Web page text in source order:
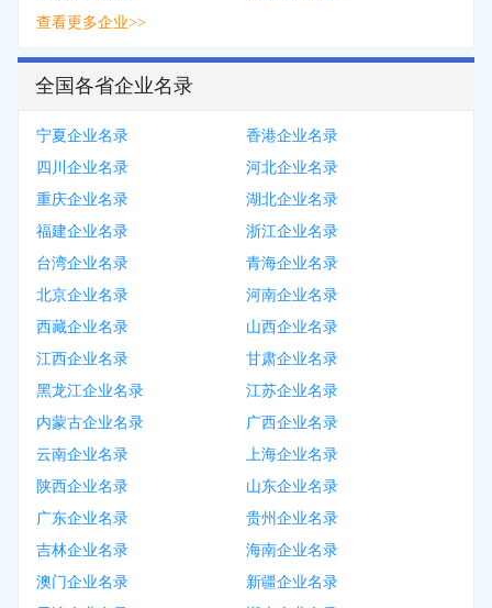
查看更多企业>>
全国各省企业名录
宁夏企业名录
香港企业名录
四川企业名录
河北企业名录
重庆企业名录
湖北企业名录
福建企业名录
浙江企业名录
台湾企业名录
青海企业名录
北京企业名录
河南企业名录
西藏企业名录
山西企业名录
江西企业名录
甘肃企业名录
黑龙江企业名录
江苏企业名录
内蒙古企业名录
广西企业名录
云南企业名录
上海企业名录
陕西企业名录
山东企业名录
广东企业名录
贵州企业名录
吉林企业名录
海南企业名录
澳门企业名录
新疆企业名录